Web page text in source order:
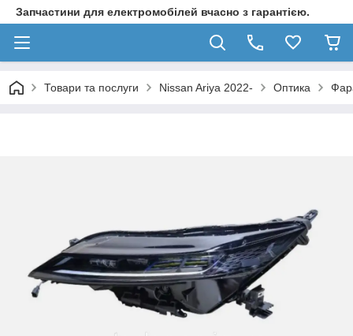
Запчастини для електромобілей вчасно з гарантією.
Товари та послуги Nissan Ariya 2022- Оптика